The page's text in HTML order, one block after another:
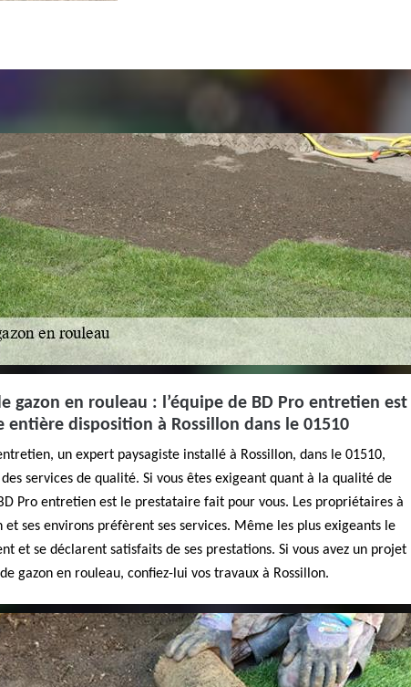
gazon en rouleau : l’équipe de BD Pro entretien est
entière disposition à Rossillon dans le 01510
un expert paysagiste installé à Rossillon, dans le 01510,
services de qualité. Si vous êtes exigeant quant à la qualité de
Pro entretien est le prestataire fait pour vous. Les propriétaires à
et ses environs préfèrent ses services. Même les plus exigeants le
et se déclarent satisfaits de ses prestations. Si vous avez un projet
gazon en rouleau, confiez-lui vos travaux à Rossillon.